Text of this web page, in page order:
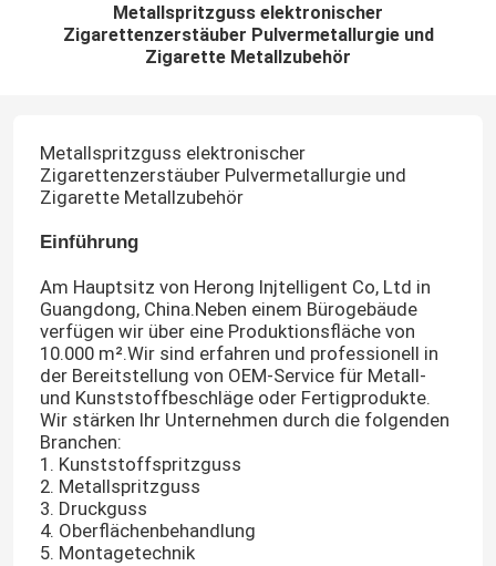
Metallspritzguss elektronischer
Zigarettenzerstäuber Pulvermetallurgie und
Zigarette Metallzubehör
Metallspritzguss elektronischer
Zigarettenzerstäuber Pulvermetallurgie und
Zigarette Metallzubehör
Einführung
Am Hauptsitz von Herong Injtelligent Co, Ltd in
Guangdong, China.Neben einem Bürogebäude
verfügen wir über eine Produktionsfläche von
10.000 m².Wir sind erfahren und professionell in
der Bereitstellung von OEM-Service für Metall-
und Kunststoffbeschläge oder Fertigprodukte.
Wir stärken Ihr Unternehmen durch die folgenden
Branchen:
1. Kunststoffspritzguss
2. Metallspritzguss
3. Druckguss
4. Oberflächenbehandlung
5. Montagetechnik